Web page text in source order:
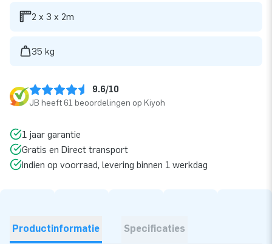
2 x 3 x 2m
35 kg
9.6/10
JB heeft 61 beoordelingen op Kiyoh
1 jaar garantie
Gratis en Direct transport
Indien op voorraad, levering binnen 1 werkdag
Productinformatie Specificaties